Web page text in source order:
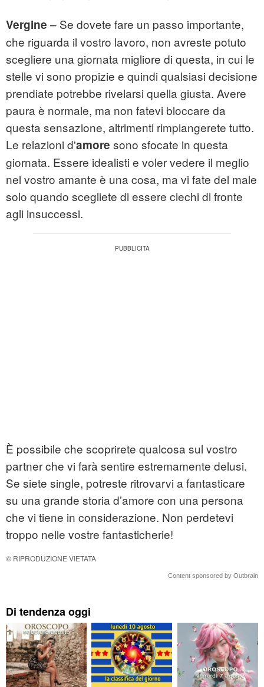
Vergine – Se dovete fare un passo importante,
che riguarda il vostro lavoro, non avreste potuto
scegliere una giornata migliore di questa, in cui le
stelle vi sono propizie e quindi qualsiasi decisione
prendiate potrebbe rivelarsi quella giusta. Avere
paura è normale, ma non fatevi bloccare da
questa sensazione, altrimenti rimpiangerete tutto.
Le relazioni d'amore sono sfocate in questa
giornata. Essere idealisti e voler vedere il meglio
nel vostro amante è una cosa, ma vi fate del male
solo quando scegliete di essere ciechi di fronte
agli insuccessi.
È possibile che scoprirete qualcosa sul vostro
partner che vi farà sentire estremamente delusi.
Se siete single, potreste ritrovarvi a fantasticare
su una grande storia d’amore con una persona
che vi tiene in considerazione. Non perdetevi
troppo nelle vostre fantasticherie!
© RIPRODUZIONE VIETATA
Content sponsored by Outbrain
Di tendenza oggi